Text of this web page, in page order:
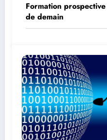
Formation
de demain